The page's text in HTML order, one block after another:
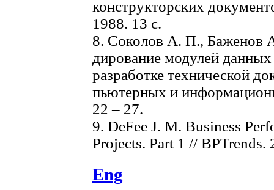
конструкторских
1988. 13 с.
8. Соколов А. П., Баженов
дирование модулей
разработке технической
пьютерных и
22 – 27.
9. DeFee J. M. Business
Projects. Part 1 // BPTrends.
Eng